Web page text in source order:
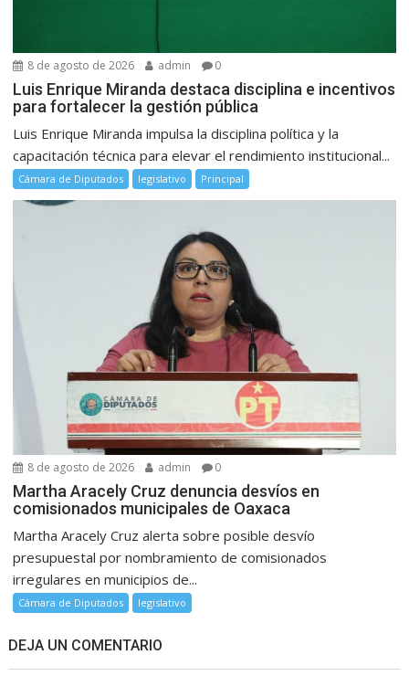
8 de agosto de 2026 admin 0
Luis Enrique Miranda destaca disciplina e incentivos
para fortalecer la gestión pública
Luis Enrique Miranda impulsa la disciplina política y la
capacitación técnica para elevar el rendimiento institucional...
Cámara de Diputados legislativo Principal
8 de agosto de 2026 admin 0
Martha Aracely Cruz denuncia desvíos en
comisionados municipales de Oaxaca
Martha Aracely Cruz alerta sobre posible desvío
presupuestal por nombramiento de comisionados
irregulares en municipios de...
Cámara de Diputados legislativo
DEJA UN COMENTARIO